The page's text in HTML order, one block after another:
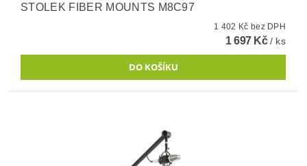
STOLEK FIBER MOUNTS M8C97
1 402 Kč bez DPH
1 697 Kč/ ks